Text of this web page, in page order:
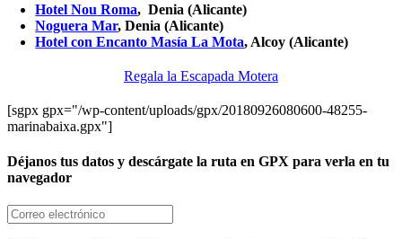
HotelNou Roma, Denia (Alicante)
Noguera Mar,Denia (Alicante)
Hotel con Encanto Masía La Mota, Alcoy (Alicante)
Regala la Escapada Motera
[sgpx gpx="/wp-content/uploads/gpx/20180926080600-48255-
marinabaixa.gpx"]
Déjanos tus datos y descárgate la ruta en GPX para verla en tu
navegador